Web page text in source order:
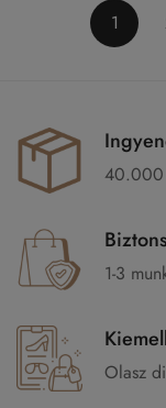
1
40.000
1-3
Olasz